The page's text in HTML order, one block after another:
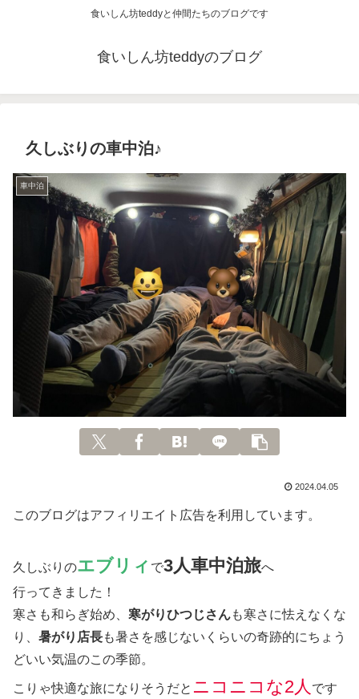
食いしん坊teddyと仲間たちのブログです
食いしん坊teddyのブログ
久しぶりの車中泊♪
車中泊
2024.04.05
このブログはアフィリエイト広告を利用しています。
久しぶりのエブリィ で3人車中泊旅へ
行ってきました！
寒さも和らぎ始め、 寒がりひつじさんも寒さに怯えなくな
り、 暑がり店長も暑さを感じないくらいの奇跡的にちょう
どいい気温のこの季節。
こりゃ快適な旅になりそうだと ニコニコな2人 です